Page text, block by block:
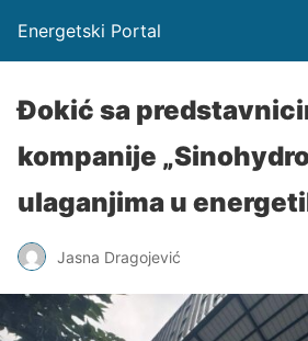
Energetski Portal
Đokić sa
kompanije
ulaganjima u
Jasna Dragojević